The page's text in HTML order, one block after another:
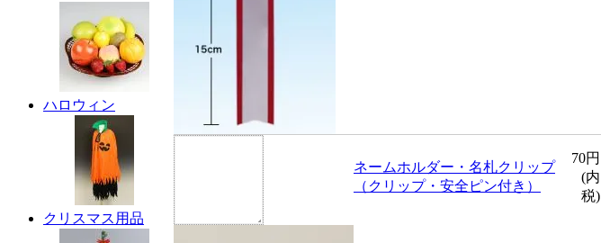
ハロウィン
クリスマス用品
ネームホルダー・名札クリップ
（クリップ・安全ピン付き）
70円
(内
税)